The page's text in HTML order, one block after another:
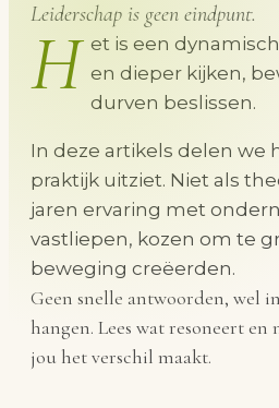
Leiderschap is geen eindpunt.
H et is een
en dieper kijken,
durven beslissen.
In deze artikels delen we
praktijk uitziet. Niet als
jaren ervaring met
vastliepen, kozen om te
beweging creëerden.
Geen snelle antwoorden, wel
hangen. Lees wat resoneert en
jou het verschil maakt.